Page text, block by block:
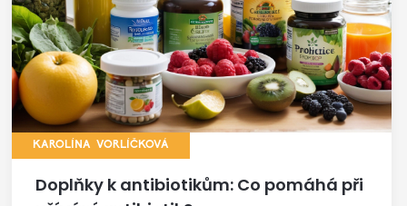
KAROLÍNA VORLÍČKOVÁ
Doplňky k antibiotikům: Co pomáhá při